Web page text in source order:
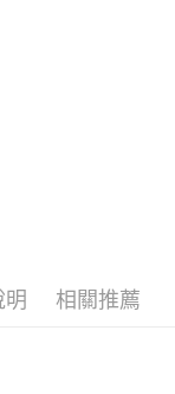
明 相關推薦